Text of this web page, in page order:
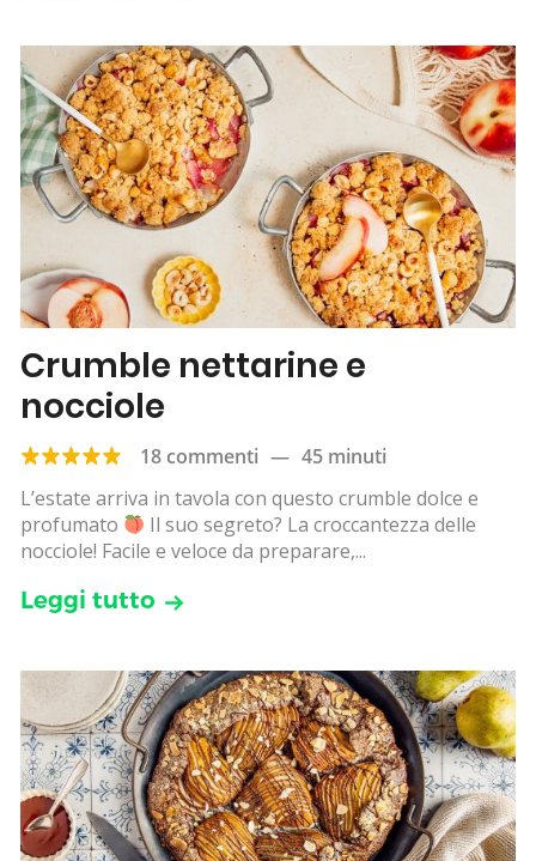
Crumble nettarine e
nocciole
18 commenti — 45 minuti
L’estate arriva in tavola con questo crumble dolce e
profumato
Il suo segreto? La croccantezza delle
nocciole! Facile e veloce da preparare,...
Leggi tutto